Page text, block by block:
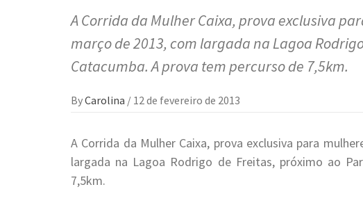
A Corrida da Mulher Caixa, prova exclusiva
março de 2013, com largada na Lagoa
Catacumba. A prova tem percurso de 7,5km.
ByCarolina / 12 de fevereiro de 2013
A Corrida da Mulher Caixa, prova exclusiva para
largada na Lagoa Rodrigo de Freitas, próximo ao
7,5km.